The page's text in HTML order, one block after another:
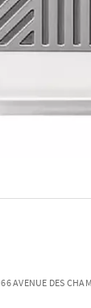
66 AVENUE DES